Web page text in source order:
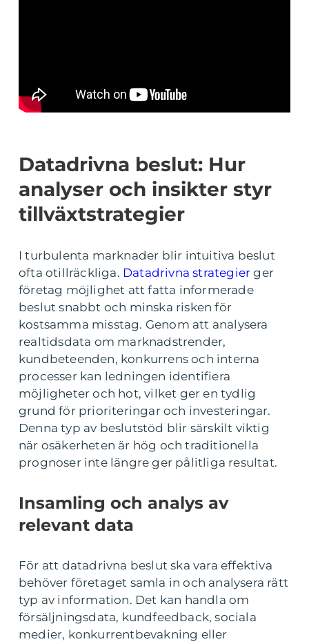
Datadrivna beslut: Hur
analyser och insikter styr
tillväxtstrategier
I turbulenta marknader blir intuitiva beslut
ofta otillräckliga. Datadrivna strategier ger
företag möjlighet att fatta informerade
beslut snabbt och minska risken för
kostsamma misstag. Genom att analysera
realtidsdata om marknadstrender,
kundbeteenden, konkurrens och interna
processer kan ledningen identifiera
möjligheter och hot, vilket ger en tydlig
grund för prioriteringar och investeringar.
Denna typ av beslutstöd blir särskilt viktig
när osäkerheten är hög och traditionella
prognoser inte längre ger pålitliga resultat.
Insamling och analys av
relevant data
För att datadrivna beslut ska vara effektiva
behöver företaget samla in och analysera rätt
typ av information. Det kan handla om
försäljningsdata, kundfeedback, sociala
medier, konkurrentbevakning eller